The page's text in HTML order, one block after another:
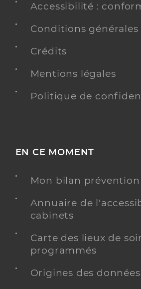
Accessibilité :
Conditions
Crédits
Mentions légales
Politique de
EN CE MOMENT
Mon bilan prévention
Annuaire de
cabinets
Carte des lieux de
programmés
Origines des